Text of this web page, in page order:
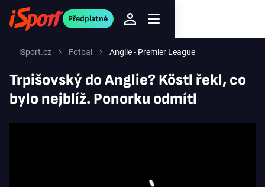
Předplatné
iSport.cz Fotbal Anglie - Premier League
Trpišovský do Anglie? Köstl řekl, co
bylo nejblíž. Ponorku odmítl